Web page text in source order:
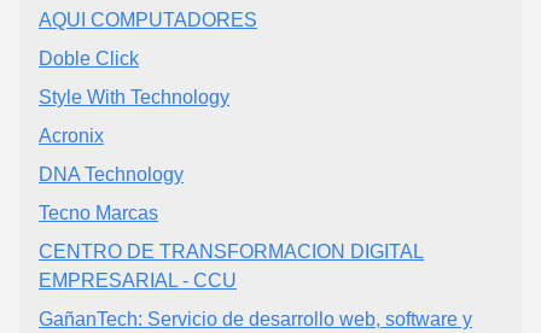
AQUI COMPUTADORES
Doble Click
Style With Technology
Acronix
DNA Technology
Tecno Marcas
CENTRO DE TRANSFORMACION DIGITAL
EMPRESARIAL - CCU
GañanTech: Servicio de desarrollo web, software y